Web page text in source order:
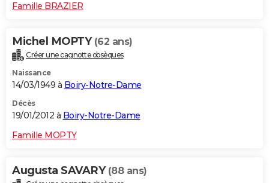
Famille BRAZIER
Michel MOPTY (62 ans)
Créer une cagnotte obsèques
Naissance
14/03/1949 à Boiry-Notre-Dame
Décès
19/01/2012 à Boiry-Notre-Dame
Famille MOPTY
Augusta SAVARY (88 ans)